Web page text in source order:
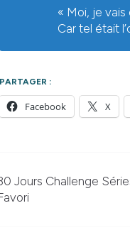
« Moi, je
Car tel était
PARTAGER :
Facebook X
Jours Challenge